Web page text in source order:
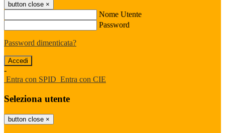
button close ×
Nome Utente
Password
Password dimenticata?
-
Entra con SPID Entra con CIE
Seleziona utente
button close ×